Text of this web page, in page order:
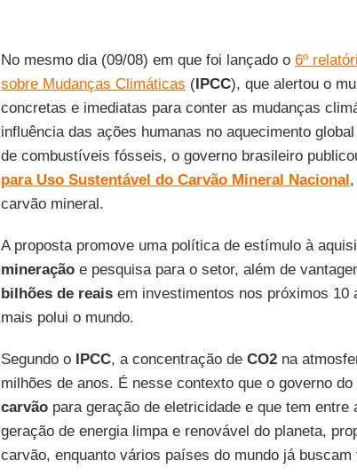
No mesmo dia (09/08) em que foi lançado o 6º
sobre Mudanças Climáticas (IPCC), que alertou o
concretas e imediatas para conter as mudanças
influência das ações humanas no aquecimento
de combustíveis fósseis, o governo brasileiro
para Uso Sustentável do Carvão Mineral Nacional
carvão mineral.
A proposta promove uma política de estímulo à
mineraçãoe pesquisa para o setor, além de
bilhões de reaisem investimentos nos próximos 10
mais polui o mundo.
Segundo o IPCC, a concentração de CO2na
milhões de anos. É nesse contexto que o governo
carvãopara geração de eletricidade e que tem entre
geração de energia limpa e renovável do planeta,
carvão, enquanto vários países do mundo já